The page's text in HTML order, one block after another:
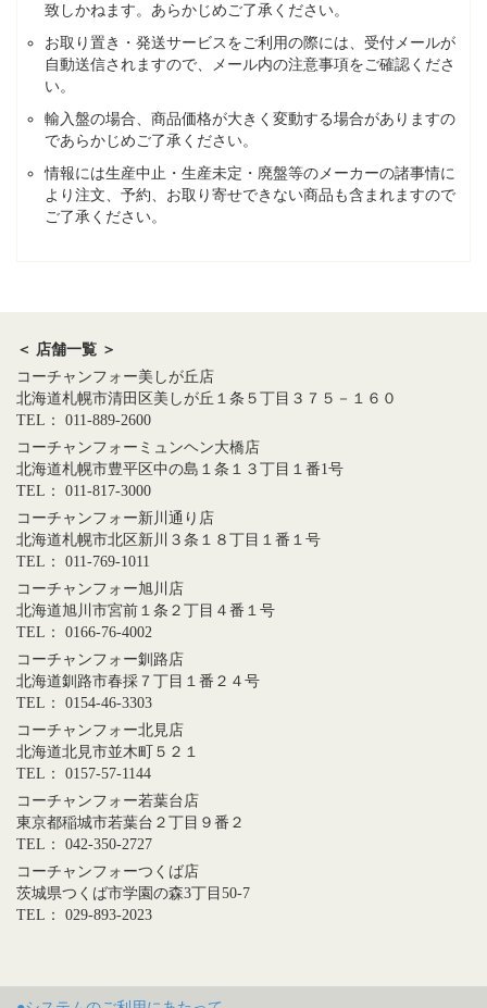
致しかねます。あらかじめご了承ください。
お取り置き・発送サービスをご利用の際には、受付メールが
自動送信されますので、メール内の注意事項をご確認くださ
い。
輸入盤の場合、商品価格が大きく変動する場合がありますの
であらかじめご了承ください。
情報には生産中止・生産未定・廃盤等のメーカーの諸事情に
より注文、予約、お取り寄せできない商品も含まれますので
ご了承ください。
＜ 店舗一覧 ＞
コーチャンフォー美しが丘店
北海道札幌市清田区美しが丘１条５丁目３７５－１６０
TEL： 011-889-2600
コーチャンフォーミュンヘン大橋店
北海道札幌市豊平区中の島１条１３丁目１番1号
TEL： 011-817-3000
コーチャンフォー新川通り店
北海道札幌市北区新川３条１８丁目１番１号
TEL： 011-769-1011
コーチャンフォー旭川店
北海道旭川市宮前１条２丁目４番１号
TEL： 0166-76-4002
コーチャンフォー釧路店
北海道釧路市春採７丁目１番２４号
TEL： 0154-46-3303
コーチャンフォー北見店
北海道北見市並木町５２１
TEL： 0157-57-1144
コーチャンフォー若葉台店
東京都稲城市若葉台２丁目９番２
TEL： 042-350-2727
コーチャンフォーつくば店
茨城県つくば市学園の森3丁目50-7
TEL： 029-893-2023